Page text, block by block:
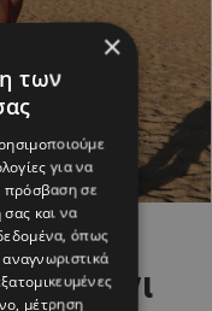
μπικίνι
×
των
για να
πρόσβαση σε
και να
όπως
μέτρηση